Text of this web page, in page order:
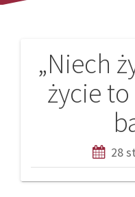
„Niech
życie
28
Nawigacja
wpisu